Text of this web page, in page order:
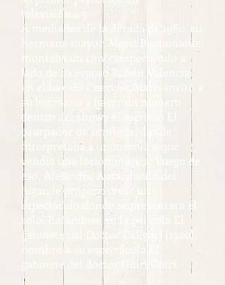
televisión.4 3
A mediados de la década de 1980, su
hermana mayor, Maris Bustamante,
montaba un contraespectáculo a
lado de su esposo Rubén Valencia
en el bar «El Cuervo». Maris invitó a
su hermano a hacer un número
dentro del showy él escribió El
usurpador de sombras, donde
interpretaba a un merolico que
vendía una loción mágica. Luego de
eso, Alejandro Aura, dueño del
lugar, le propuso crear un
espectáculo donde se presentara él
solo. Basándose en la película El
gabinete del Doctor Caligari (1920),
nombró a su espectáculo El
gabinete del doctor Güiri Güiri.